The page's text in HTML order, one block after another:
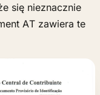
się nieznacznie
AT zawiera te